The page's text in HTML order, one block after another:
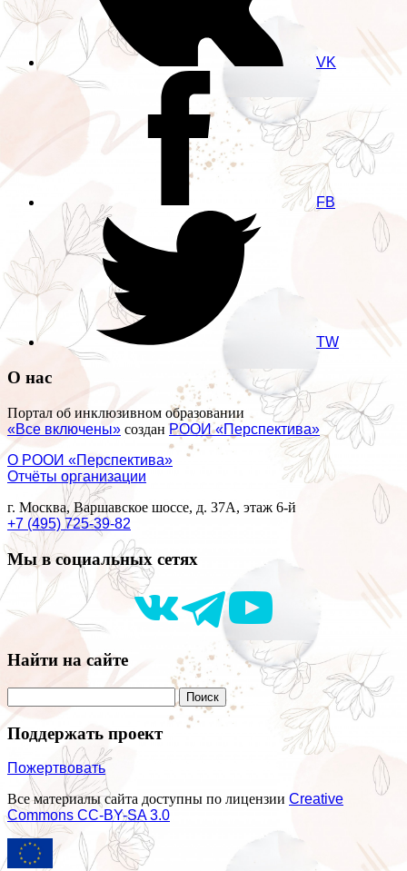
VK
FB
TW
О нас
Портал об инклюзивном образовании
«Все включены» созданРООИ «Перспектива»
О РООИ «Перспектива»
Отчёты организации
г. Москва, Варшавское шоссе, д. 37А, этаж 6-й
+7 (495) 725-39-82
Мы в социальных сетях
Найти на сайте
Поддержать проект
Пожертвовать
Все материалы сайта доступны по лицензии Creative
Commons СС-BY-SA 3.0